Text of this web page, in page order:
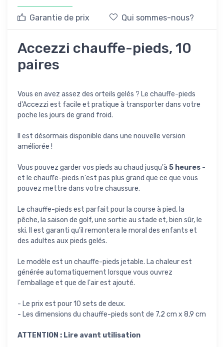
Garantie de prix Qui sommes-nous?
Accezzi chauffe-pieds, 10
paires
Vous en avez assez des orteils gelés ? Le chauffe-pieds
d'Accezzi est facile et pratique à transporter dans votre
poche les jours de grand froid.
Il est désormais disponible dans une nouvelle version
améliorée !
Vous pouvez garder vos pieds au chaud jusqu'à 5 heures -
et le chauffe-pieds n'est pas plus grand que ce que vous
pouvez mettre dans votre chaussure.
Le chauffe-pieds est parfait pour la course à pied, la
pêche, la saison de golf, une sortie au stade et, bien sûr, le
ski. Il est garanti qu'il remontera le moral des enfants et
des adultes aux pieds gelés.
Le modèle est un chauffe-pieds jetable. La chaleur est
générée automatiquement lorsque vous ouvrez
l'emballage et que de l'air est ajouté.
- Le prix est pour 10 sets de deux.
- Les dimensions du chauffe-pieds sont de 7,2 cm x 8,9 cm
ATTENTION : Lire avant utilisation